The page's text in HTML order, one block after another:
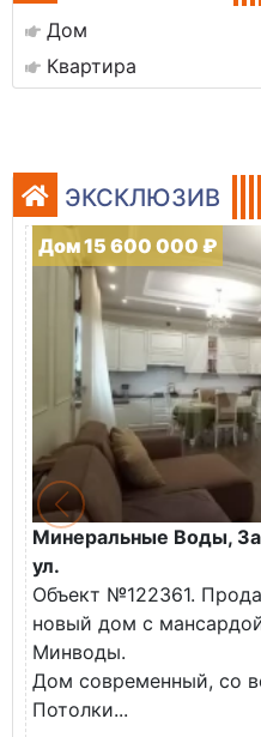
Дом
Квартира
ЭКСКЛЮЗИВ
Дом 15 600 000 ₽
Минеральные Воды,
ул.
Объект №122361.
новый дом с
Минводы.
Дом современный, со
Потолки...